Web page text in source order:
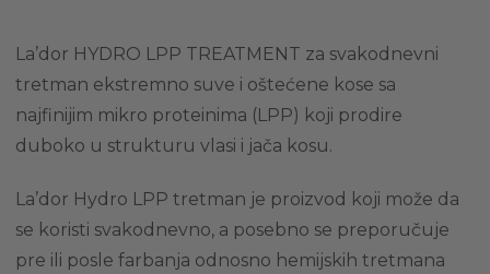
La’dor HYDRO LPP TREATMENT za svakodnevni
tretman ekstremno suve i oštećene kose sa
najfinijim mikro proteinima (LPP) koji prodire
duboko u strukturu vlasi i jača kosu.
La’dor Hydro LPP tretman je proizvod koji može da
se koristi svakodnevno, a posebno se preporučuje
pre ili posle farbanja odnosno hemijskih tretmana